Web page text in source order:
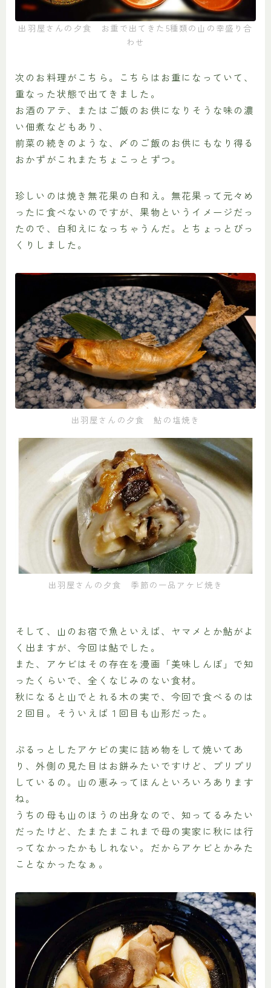
出羽屋さんの夕食 お重で出てきた5種類の山の幸盛り合
わせ
次のお料理がこちら。こちらはお重になっていて、
重なった状態で出てきました。
お酒のアテ、またはご飯のお供になりそうな味の濃
い佃煮などもあり、
前菜の続きのような、〆のご飯のお供にもなり得る
おかずがこれまたちょこっとずつ。
珍しいのは焼き無花果の白和え。無花果って元々め
ったに食べないのですが、果物というイメージだっ
たので、白和えになっちゃうんだ。とちょっとびっ
くりしました。
出羽屋さんの夕食 鮎の塩焼き
出羽屋さんの夕食 季節の一品アケビ焼き
そして、山のお宿で魚といえば、ヤマメとか鮎がよ
く出ますが、今回は鮎でした。
また、アケビはその存在を漫画「美味しんぼ」で知
ったくらいで、全くなじみのない食材。
秋になると山でとれる木の実で、今回で食べるのは
２回目。そういえば１回目も山形だった。
ぷるっとしたアケビの実に詰め物をして焼いてあ
り、外側の見た目はお餅みたいですけど、プリプリ
しているの。山の恵みってほんといろいろあります
ね。
うちの母も山のほうの出身なので、知ってるみたい
だったけど、たまたまこれまで母の実家に秋には行
ってなかったかもしれない。だからアケビとかみた
ことなかったなぁ。